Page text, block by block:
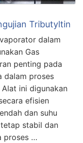
Tributyltin
dalam
Gas
penting pada
dalam proses
ini digunakan
efisien
dan suhu
stabil dan
proses …